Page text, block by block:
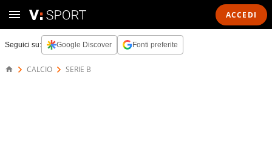
ACCEDI
Seguici su: Google Discover Fonti preferite
CALCIO SERIE B